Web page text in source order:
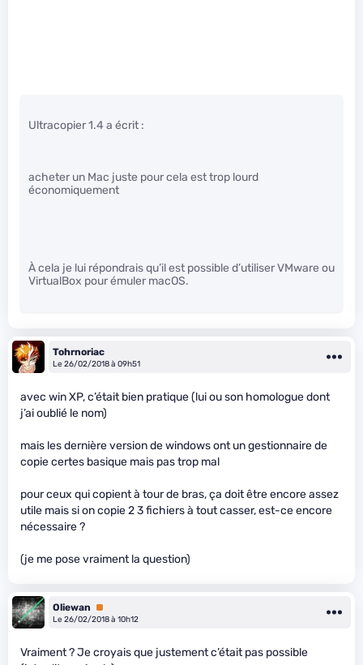
Ultracopier 1.4 a écrit :
acheter un Mac juste pour cela est trop lourd
économiquement
À cela je lui répondrais qu’il est possible d’utiliser VMware ou
VirtualBox pour émuler macOS.
Tohrnoriac
Le 26/02/2018 à 09h51
avec win XP, c’était bien pratique (lui ou son homologue dont
j’ai oublié le nom)
mais les dernière version de windows ont un gestionnaire de
copie certes basique mais pas trop mal
pour ceux qui copient à tour de bras, ça doit être encore assez
utile mais si on copie 2 3 fichiers à tout casser, est-ce encore
nécessaire ?
(je me pose vraiment la question)
Oliewan
Premium
Le 26/02/2018 à 10h12
Vraiment ? Je croyais que justement c’était pas possible